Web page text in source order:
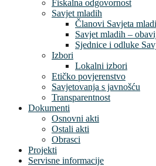
Fiskalna odgovornost
Savjet mladih
Članovi Savjeta
Savjet mladih –
Sjednice i odluke
Izbori
Lokalni izbori
Etičko povjerenstvo
Savjetovanja s javnošću
Transparentnost
Dokumenti
Osnovni akti
Ostali akti
Obrasci
Projekti
Servisne informacije